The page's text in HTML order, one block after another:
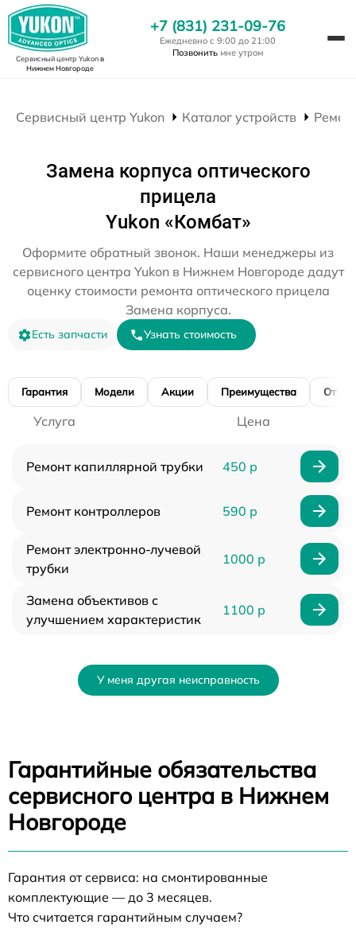
Сервисный центр Yukonв
Нижнем Новгороде
+7 (831) 231-09-76
Ежедневно с 9:00 до 21:00
Позвонить мне утром
Сервисный центр Yukon Каталог устройств
Замена корпуса оптического
прицела
Yukon «Комбат»
Оформите обратный звонок. Наши менеджеры из
сервисного центра Yukon в Нижнем Новгороде дадут
оценку стоимости ремонта оптического прицела
Замена корпуса.
Есть запчасти Узнать стоимость
Гарантия Модели Акции Преимущества
Услуга Цена
Ремонт капиллярной трубки 450 р
Ремонт контроллеров 590 р
Ремонт электронно-лучевой
трубки
1000 р
Замена объективов с
улучшением характеристик
1100 р
У меня другая неисправность
Гарантийные обязательства
сервисного центра в Нижнем
Новгороде
Гарантия от сервиса: на смонтированные
комплектующие — до 3 месяцев.
Что считается гарантийным случаем?